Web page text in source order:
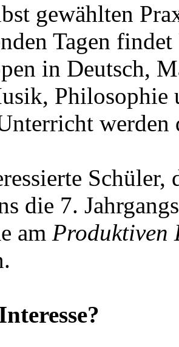
gewählten
Tagen
in Deutsch,
Philosophie
werden
die 7.
am Produktiven